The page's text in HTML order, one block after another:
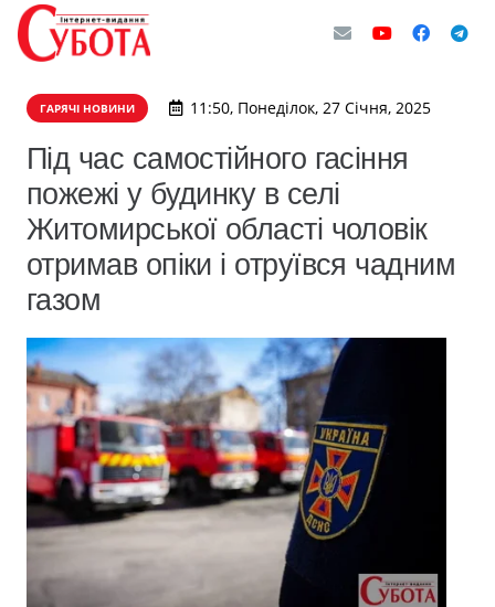
ГАРЯЧІ НОВИНИ 11:50, Понеділок, 27 Січня, 2025
Під час самостійного гасіння
пожежі у будинку в селі
Житомирської області чоловік
отримав опіки і отруївся чадним
газом